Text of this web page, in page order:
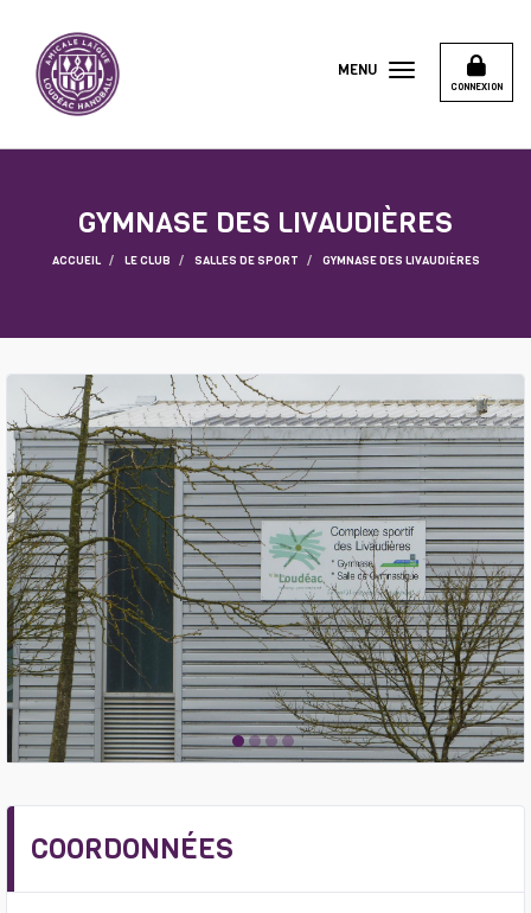
CONNEXION
MENU
GYMNASE DES LIVAUDIÈRES
ACCUEIL LE CLUB SALLES DE SPORT GYMNASE DES LIVAUDIÈRES
COORDONNÉES